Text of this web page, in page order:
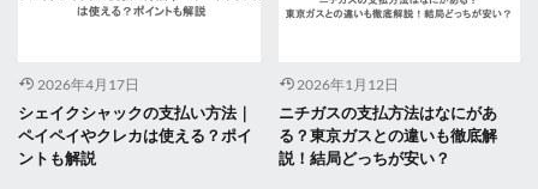
2026年4月17日
シェイクシャックの支払い方法｜
ペイペイやクレカは使える？ポイ
ントも解説
2026年1月12日
ニチガスの支払方法はなにがあ
る？東京ガスとの違いも徹底解
説！結局どっちが安い？